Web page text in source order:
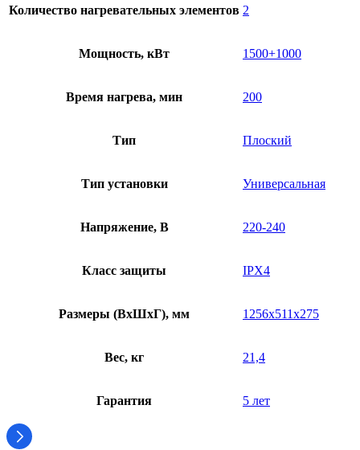
Количество нагревательных элементов 2
Мощность, кВт 1500+1000
Время нагрева, мин 200
Тип Плоский
Тип установки Универсальная
Напряжение, В 220-240
Класс защиты IPX4
Размеры (ВхШхГ), мм 1256x511x275
Вес, кг 21,4
Гарантия 5 лет